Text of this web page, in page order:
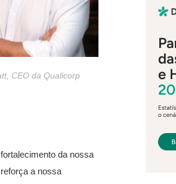
CEO da Qualicorp
da nossa
a nossa